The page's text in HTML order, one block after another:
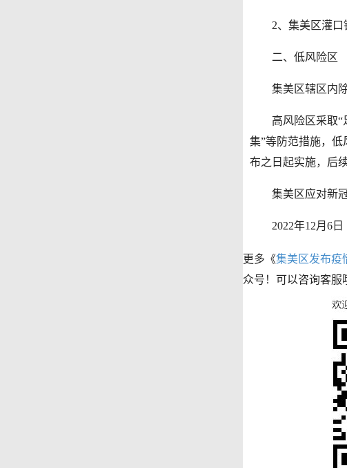
2、集美区灌口
二、低风险区
集美区辖区内除
高风险区采取“足
集”等防范措施，
布之日起实施，后
集美区应对新冠
2022年12月6日
更多《集美区发布疫
众号！可以咨询客服